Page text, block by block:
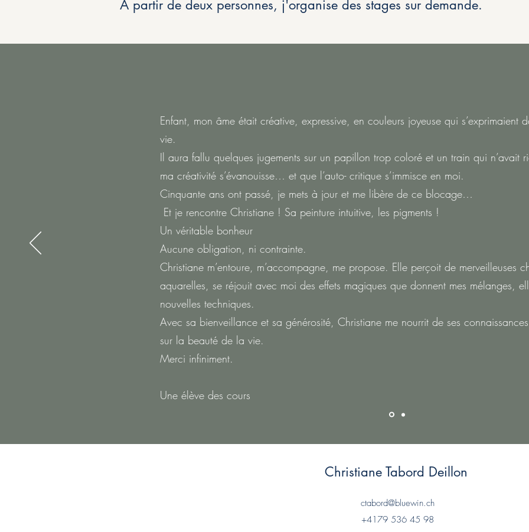
A partir de deux personnes, j'organise des stages sur demande.
Enfant, mon âme était créative, expressive, en couleurs joyeuse qui s’exprimaient
vie.
Il aura fallu quelques jugements sur un papillon trop coloré et un train qui n’avait
ma créativité s’évanouisse… et que l’auto- critique s’immisce en moi.
Cinquante ans ont passé, je mets à jour et me libère de ce blocage…
Et je rencontre Christiane ! Sa peinture intuitive, les pigments !
Un véritable bonheur
Aucune obligation, ni contrainte.
Christiane m’entoure, m’accompagne, me propose. Elle perçoit de merveilleuses
aquarelles, se réjouit avec moi des effets magiques que donnent mes mélanges,
nouvelles techniques.
Avec sa bienveillance et sa générosité, Christiane me nourrit de ses
sur la beauté de la vie.
Merci infiniment.
Une élève des cours
Marie Garnier, Paris
Christiane Tabord Deillon
ctabord@bluewin.ch
+4179 536 45 98